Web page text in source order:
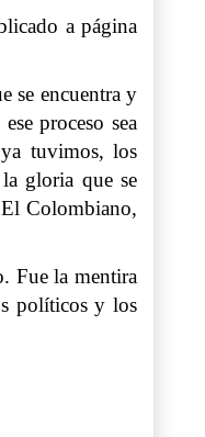
a página
se encuentra y
proceso sea
tuvimos, los
gloria que se
El Colombiano,
Fue la mentira
políticos y los